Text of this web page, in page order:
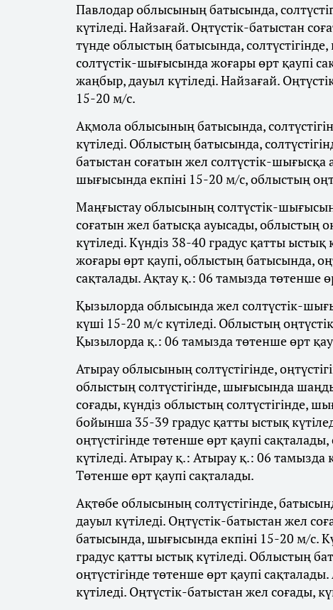
Павлодар облысының батысында,
күтіледі. Найзағай. Оңтүстік-батыстан
түнде облыстың батысында,
солтүстік-шығысында жоғары өрт қаупі
жаңбыр, дауыл күтіледі. Найзағай.
15-20 м/с.
Ақмола облысының батысында,
күтіледі. Облыстың батысында,
батыстан соғатын жел солтүстік-шығысқа
шығысында екпіні 15-20 м/с, облыстың
Маңғыстау облысының солтүстік-
соғатын жел батысқа ауысады, облыстың
күтіледі. Күндіз 38-40 градус қатты
жоғары өрт қаупі, облыстың батысында,
сақталады. Ақтау қ.: 06 тамызда төтенше
Қызылорда облысында жел солтүстік-
күші 15-20 м/с күтіледі. Облыстың
Қызылорда қ.: 06 тамызда төтенше өрт
Атырау облысының солтүстігінде,
облыстың солтүстігінде, шығысында
соғады, күндіз облыстың солтүстігінде,
бойынша 35-39 градус қатты ыстық
оңтүстігінде төтенше өрт қаупі
күтіледі. Атырау қ.: Атырау қ.: 06 тамызда
Төтенше өрт қаупі сақталады.
Ақтөбе облысының солтүстігінде,
дауыл күтіледі. Оңтүстік-батыстан жел
батысында, шығысында екпіні 15-20 м/с.
градус қатты ыстық күтіледі. Облыстың
оңтүстігінде төтенше өрт қаупі
күтіледі. Оңтүстік-батыстан жел соғады,